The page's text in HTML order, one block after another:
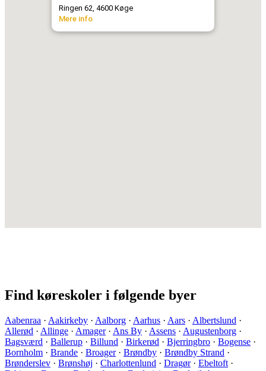
Ringen 62, 4600 Køge
Mere info
Find køreskoler i følgende byer
Aabenraa · Aakirkeby · Aalborg · Aarhus · Aars · Albertslund ·
Allerød · Allinge · Amager· Ans By · Assens · Augustenborg ·
Bagsværd · Ballerup · Billund · Birkerød · Bjerringbro · Bogense ·
Bornholm · Brande · Broager· Brøndby · Brøndby Strand ·
Brønderslev · Brønshøj · Charlottenlund · Dragør· Ebeltoft ·